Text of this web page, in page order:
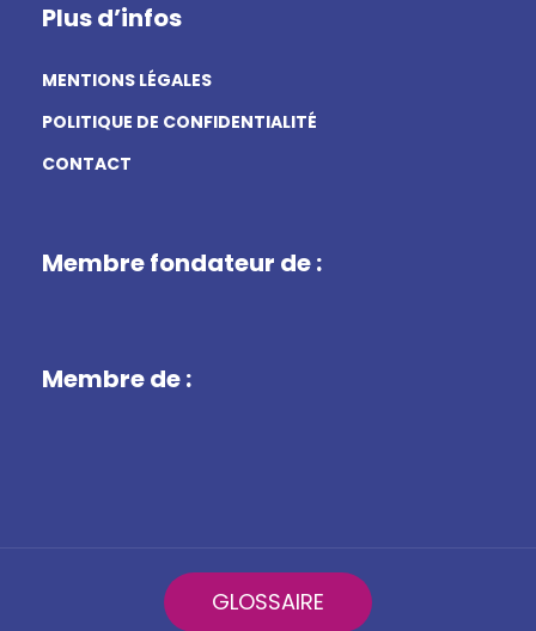
Plus d’infos
MENTIONS LÉGALES
POLITIQUE DE CONFIDENTIALITÉ
CONTACT
Membre fondateur de :
Membre de :
GLOSSAIRE